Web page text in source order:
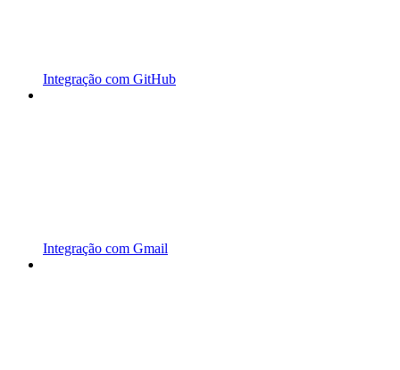
Integração com GitHub
Integração com Gmail